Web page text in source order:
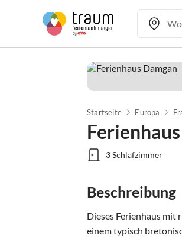
Startseite Europa
3 Schlafzimmer
Beschreibung
Dieses Ferienhaus mit
einem typisch